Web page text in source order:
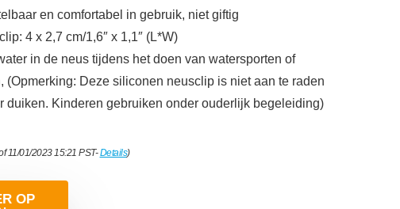
en comfortabel in gebruik, niet giftig
4 x 2,7 cm/1,6″ x 1,1″ (L*W)
in de neus tijdens het doen van watersporten of
(Opmerking: Deze siliconen neusclip is niet aan te raden
duiken. Kinderen gebruiken onder ouderlijk begeleiding)
11/01/2023 15:21 PST-Details)
OP